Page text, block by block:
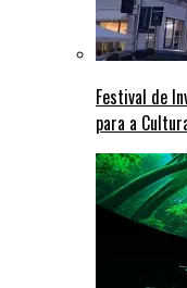
Festival de
para a